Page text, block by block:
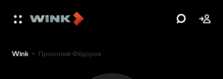
Wink Прокопий Фёдоров